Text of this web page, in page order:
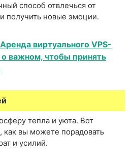
способ отвлечься от
получить новые эмоции.
Аренда виртуального VPS-
важном, чтобы принять
тепла и уюта. Вот
как вы можете порадовать
и усилий.